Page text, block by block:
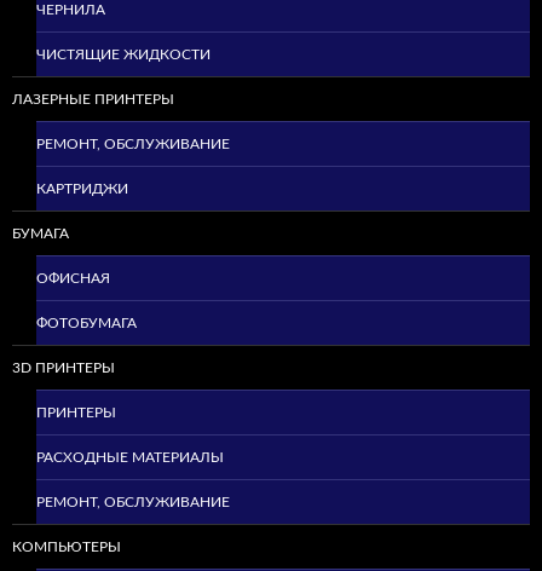
ЧЕРНИЛА
ЧИСТЯЩИЕ ЖИДКОСТИ
ЛАЗЕРНЫЕ ПРИНТЕРЫ
РЕМОНТ, ОБСЛУЖИВАНИЕ
КАРТРИДЖИ
БУМАГА
ОФИСНАЯ
ФОТОБУМАГА
3D ПРИНТЕРЫ
ПРИНТЕРЫ
РАСХОДНЫЕ МАТЕРИАЛЫ
РЕМОНТ, ОБСЛУЖИВАНИЕ
КОМПЬЮТЕРЫ